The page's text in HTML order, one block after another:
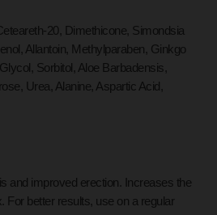
20, Dimethicone, Simondsia
Allantoin, Methylparaben, Ginkgo
Sorbitol, Aloe Barbadensis,
Urea, Alanine, Aspartic Acid,
and improved erection. Increases the
For better results, use on a regular